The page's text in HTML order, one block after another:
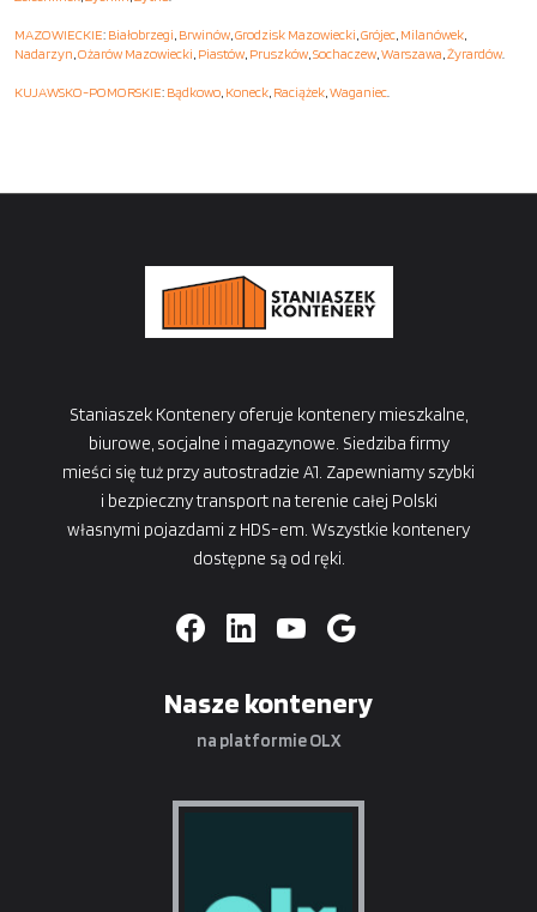
MAZOWIECKIE: Białobrzegi, Brwinów,Grodzisk Mazowiecki,Grójec, Milanówek,
Nadarzyn,Ożarów Mazowiecki, Piastów, Pruszków,Sochaczew,Warszawa,Żyrardów.
KUJAWSKO-POMORSKIE: Bądkowo, Koneck, Raciążek,Waganiec.
Staniaszek Kontenery oferuje kontenery mieszkalne,
biurowe, socjalne i magazynowe. Siedziba firmy
mieści się tuż przy autostradzie A1. Zapewniamy szybki
i bezpieczny transport na terenie całej Polski
własnymi pojazdami z HDS-em. Wszystkie kontenery
dostępne są od ręki.
Nasze kontenery
na platformie OLX